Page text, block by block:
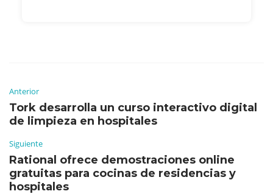
Anterior
Tork desarrolla un curso interactivo digital
de limpieza en hospitales
Siguiente
Rational ofrece demostraciones online
gratuitas para cocinas de residencias y
hospitales